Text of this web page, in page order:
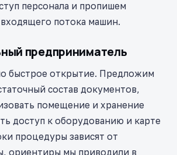
персонала и пропишем
потока машин.
предприниматель
быстрое открытие. Предложим
состав документов,
помещение и хранение
доступ к оборудованию и карте
процедуры зависят от
ориентиры мы приводили в